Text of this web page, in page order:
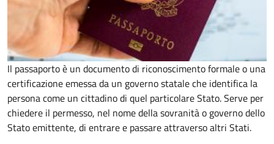
Il passaporto è un documento di riconoscimento formale o una
certificazione emessa da un governo statale che identifica la
persona come un cittadino di quel particolare Stato. Serve per
chiedere il permesso, nel nome della sovranità o governo dello
Stato emittente, di entrare e passare attraverso altri Stati.